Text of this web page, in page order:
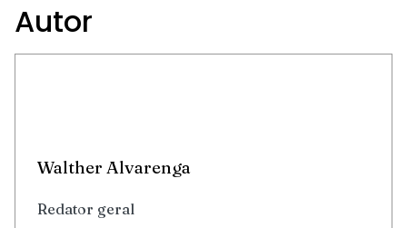
Autor
Walther Alvarenga
Redator geral